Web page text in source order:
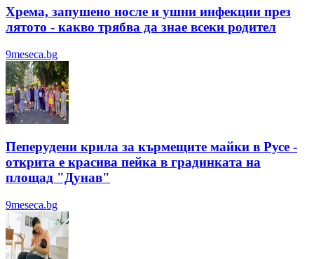
Хрема, запушено носле и ушни инфекции през
лятотo - какво трябва да знае всеки родител
9meseca.bg
Пеперудени крила за кърмещите майки в Русе -
открита е красива пейка в градинката на
площад "Дунав"
9meseca.bg